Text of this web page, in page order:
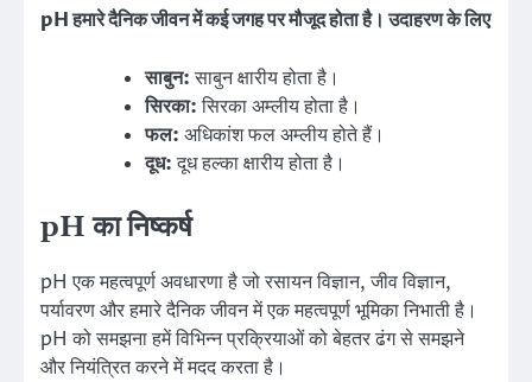
pH हमारे दैनिक जीवन में कई जगह पर मौजूद होता है। उदाहरण के लिए
साबुन:साबुन क्षारीय होता है।
सिरका:सिरका अम्लीय होता है।
फल: अधिकांश फल अम्लीय होते हैं।
दूध:दूध हल्का क्षारीय होता है।
pH का निष्कर्ष
pH एक महत्वपूर्ण अवधारणा है जो रसायन विज्ञान, जीव विज्ञान,
पर्यावरण और हमारे दैनिक जीवन में एक महत्वपूर्ण भूमिका निभाती है।
pH को समझना हमें विभिन्न प्रक्रियाओं को बेहतर ढंग से समझने
और नियंत्रित करने में मदद करता है।